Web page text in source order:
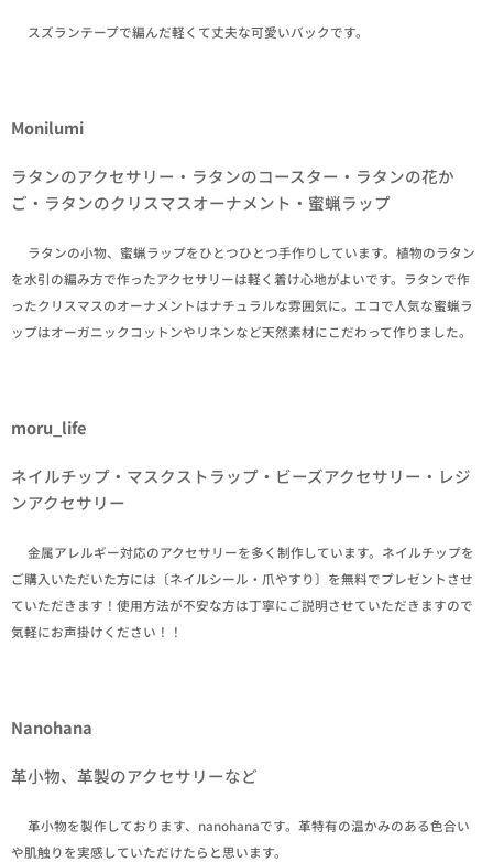
✒スズランテープで編んだ軽くて丈夫な可愛いバックです。
Monilumi
ラタンのアクセサリー・ラタンのコースター・ラタンの花か
ご・ラタンのクリスマスオーナメント・蜜蝋ラップ
✒ラタンの小物、蜜蝋ラップをひとつひとつ手作りしています。植物のラタン
を水引の編み方で作ったアクセサリーは軽く着け心地がよいです。ラタンで作
ったクリスマスのオーナメントはナチュラルな雰囲気に。エコで人気な蜜蝋ラ
ップはオーガニックコットンやリネンなど天然素材にこだわって作りました。
moru_life
ネイルチップ・マスクストラップ・ビーズアクセサリー・レジ
ンアクセサリー
✒金属アレルギー対応のアクセサリーを多く制作しています。ネイルチップを
ご購入いただいた方には〔ネイルシール・爪やすり〕を無料でプレゼントさせ
ていただきます！使用方法が不安な方は丁寧にご説明させていただきますので
気軽にお声掛けください！！
Nanohana
革小物、革製のアクセサリーなど
✒革小物を製作しております、nanohanaです。革特有の温かみのある色合い
や肌触りを実感していただけたらと思います。